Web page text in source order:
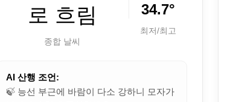
로 흐림
종합 날씨
34.7°
최저/최고
AI 산행 조언:
🍃 능선 부근에 바람이 다소 강하니 모자가